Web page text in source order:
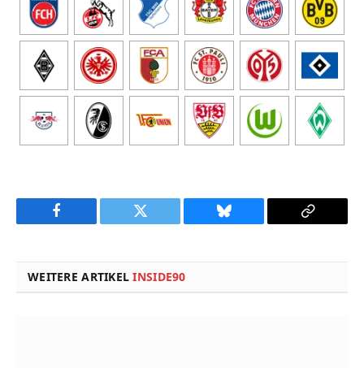
Facebook Twitter Bluesky
Copy
WEITERE ARTIKELINSIDE90